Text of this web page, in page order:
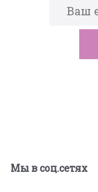
Мы в соц.сетях